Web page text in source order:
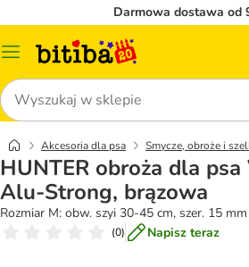
Darmowa dostawa od
Menu
Szukaj
Akcesoria dla psa Smycze, obroże i
HUNTER obroża dla
Alu-Strong, brązowa
Rozmiar M: obw. szyi 30-45 cm, szer. 15 mm
(0) Napisz teraz